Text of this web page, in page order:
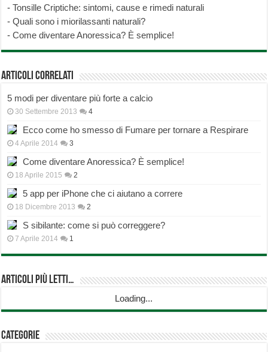
-Tonsille Criptiche: sintomi, cause e rimedi naturali
-Quali sono i miorilassanti naturali?
-Come diventare Anoressica? È semplice!
Articoli correlati
5 modi per diventare più forte a calcio
30 Settembre 2013 4
Ecco come ho smesso di Fumare per tornare a Respirare
4 Aprile 2014 3
Come diventare Anoressica? È semplice!
18 Aprile 2015 2
5 app per iPhone che ci aiutano a correre
18 Dicembre 2013 2
S sibilante: come si può correggere?
7 Aprile 2014 1
Articoli più Letti…
Loading...
Categorie